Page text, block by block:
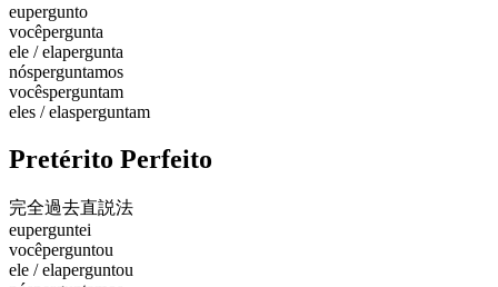
eupergunto
vocêpergunta
ele / elapergunta
nósperguntamos
vocêsperguntam
eles / elasperguntam
Pretérito Perfeito
完全過去直説法
euperguntei
vocêperguntou
ele / elaperguntou